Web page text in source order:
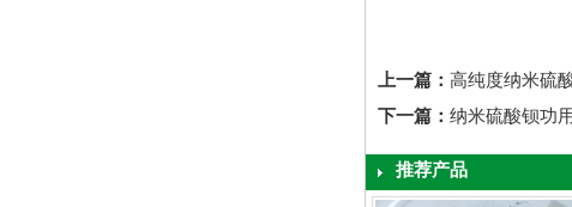
上一篇： 高纯度纳米硫
下一篇： 纳米硫酸钡功
推荐产品